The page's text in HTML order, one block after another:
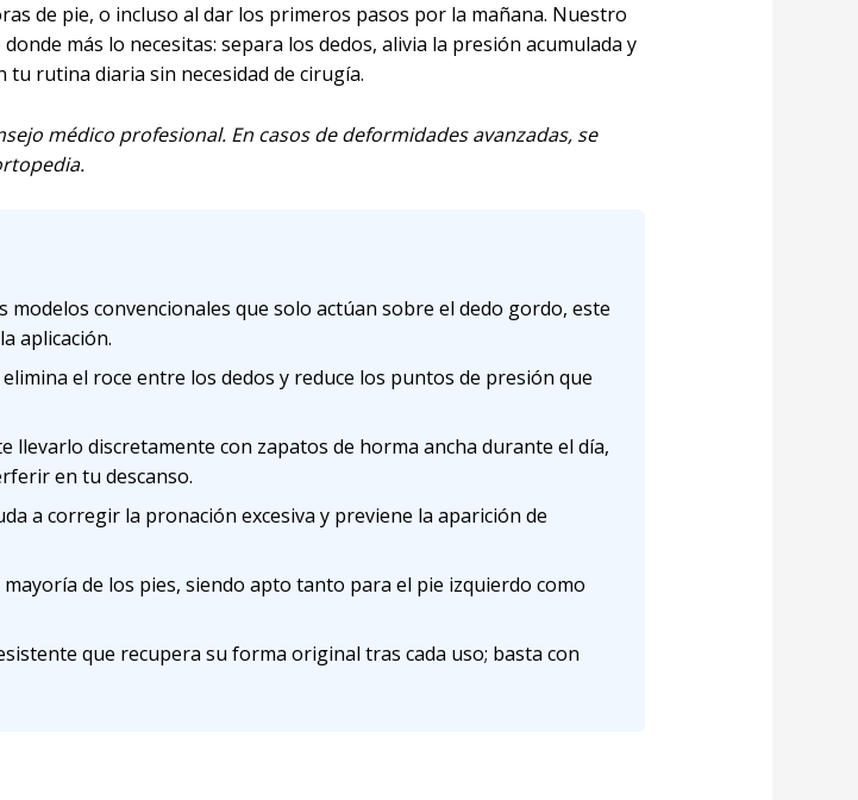
de pie, o incluso al dar los primeros pasos por la mañana. Nuestro
más lo necesitas: separa los dedos, alivia la presión acumulada y
rutina diaria sin necesidad de cirugía.
médico profesional. En casos de deformidades avanzadas, se
convencionales que solo actúan sobre el dedo gordo, este
aplicación.
el roce entre los dedos y reduce los puntos de presión que
discretamente con zapatos de horma ancha durante el día,
en tu descanso.
a corregir la pronación excesiva y previene la aparición de
de los pies, siendo apto tanto para el pie izquierdo como
que recupera su forma original tras cada uso; basta con